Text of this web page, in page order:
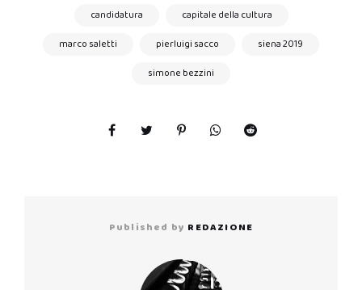
candidatura
capitale della cultura
marco saletti
pierluigi sacco
siena 2019
simone bezzini
Published by REDAZIONE